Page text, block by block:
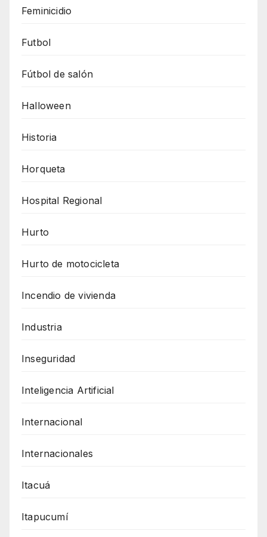
Feminicidio
Futbol
Fútbol de salón
Halloween
Historia
Horqueta
Hospital Regional
Hurto
Hurto de motocicleta
Incendio de vivienda
Industria
Inseguridad
Inteligencia Artificial
Internacional
Internacionales
Itacuá
Itapucumí